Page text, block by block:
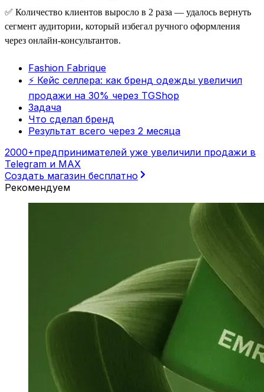
✅ Количество клиентов выросло в 2 раза — удалось вернуть
сегмент аудитории, который избегал ручного оформления
через онлайн-консультантов.
Fashion Fabrique
⚡️ Кейс селлера: как бренд одежды увеличил
продажи на 30% через TGShop
Задача
Что сделал бренд
Результат всего через 2 месяца
2000+предпринимателей уже увеличили продажи в
Telegram и MAX
Создать магазин бесплатно
Рекомендуем